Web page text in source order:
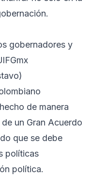
gobernadores y
de manera
un Gran Acuerdo
que se debe
políticas
política.